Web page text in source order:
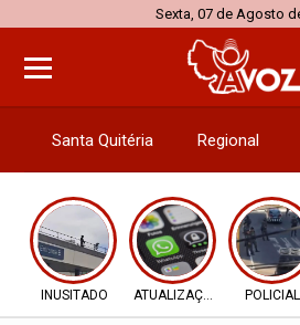
Sexta, 07 de Agosto
Santa Quitéria Regional
INUSITADO ATUALIZAÇÕES POLICIAL